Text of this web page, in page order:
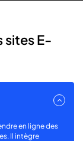
sites E-
en ligne des
Il intègre